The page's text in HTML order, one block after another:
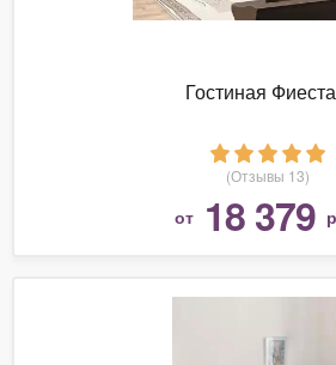
Гостиная
(Отзывы 13)
от 18 379